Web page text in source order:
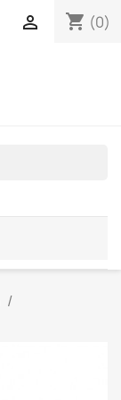
shopping_cart (0)
